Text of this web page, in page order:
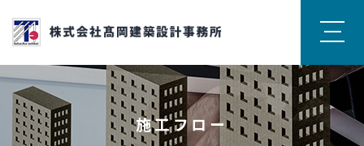
施工フロー